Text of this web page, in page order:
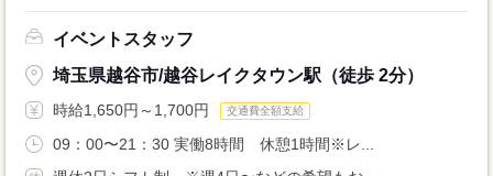
イベントスタッフ
埼玉県越谷市/越谷レイクタウン駅（徒歩 2分）
時給1,650円～1,700円 交通費全額支給
09：00〜21：30 実働8時間 休憩1時間※レ...